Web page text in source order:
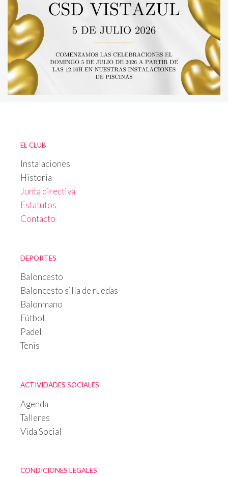
EL CLUB
Instalaciones
Historia
Junta directiva
Estatutos
Contacto
DEPORTES
Baloncesto
Baloncesto silla de ruedas
Balonmano
Fútbol
Padel
Tenis
ACTIVIDADES SOCIALES
Agenda
Talleres
Vida Social
CONDICIONES LEGALES